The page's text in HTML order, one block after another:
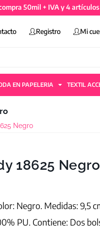
50mil + IVA y 4 artículos -
Registro Mi
EN PAPELERIA TEXTIL
Negro
18625 Negro
Negro. Medidas: 9,5
PU. Contiene: Dos